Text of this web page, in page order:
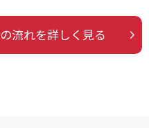
流れを詳しく見る